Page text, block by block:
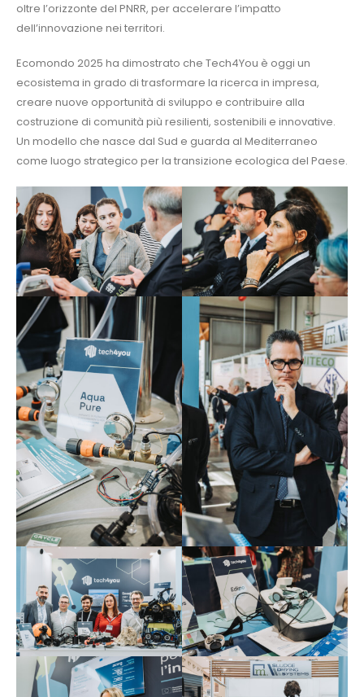
oltre l’orizzonte del PNRR, per accelerare l’impatto
dell’innovazione nei territori.
Ecomondo 2025 ha dimostrato che Tech4You è oggi un
ecosistema in grado di trasformare la ricerca in impresa,
creare nuove opportunità di sviluppo e contribuire alla
costruzione di comunità più resilienti, sostenibili e innovative.
Un modello che nasce dal Sud e guarda al Mediterraneo
come luogo strategico per la transizione ecologica del Paese.